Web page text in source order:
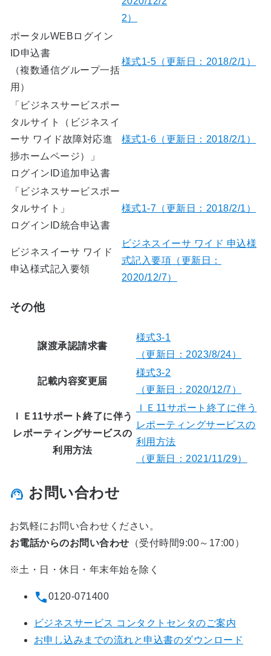
2）
ポータルWEBログイン
ID申込書
（複数通信グループ一括
用）
様式1-5（更新日：2018/2/1）
「ビジネスサービスポー
タルサイト（ビジネスイ
ーサ ワイド故障対応進
捗ホームページ）」
ログインID追加申込書
様式1-6（更新日：2018/2/1）
「ビジネスサービスポー
タルサイト」
ログインID統合申込書
様式1-7（更新日：2018/2/1）
ビジネスイーサ ワイド
申込様式記入要領
ビジネスイーサ ワイド 申込様
式記入要項（更新日：
2020/12/7）
その他
譲渡承認請求書
様式3-1
（更新日：2023/8/24）
記載内容変更届
様式3-2
（更新日：2020/12/7）
ＩＥ11サポート終了に伴う
レポーティングサービスの
利用方法
ＩＥ11サポート終了に伴う
レポーティングサービスの
利用方法
（更新日：2021/11/29）
お問い合わせ
お気軽にお問い合わせください。
お電話からのお問い合わせ （受付時間9:00～17:00）
※土・日・休日・年末年始を除く
0120-071400
ビジネスサービス コンタクトセンタのご案内
お申し込みまでの流れと申込書のダウンロード